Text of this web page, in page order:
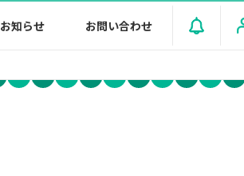
お知らせ お問い合わせ